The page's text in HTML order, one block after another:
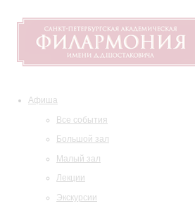
Афиша
Все события
Большой зал
Малый зал
Лекции
Экскурсии